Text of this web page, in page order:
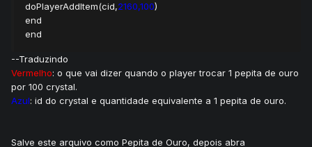
doPlayerAddItem(cid,2160,100)
end
end
--Traduzindo
Vermelho: o que vai dizer quando o player trocar 1 pepita de ouro
por 100 crystal.
Azul: id do crystal e quantidade equivalente a 1 pepita de ouro.
Salve este arquivo como Pepita de Ouro, depois abra